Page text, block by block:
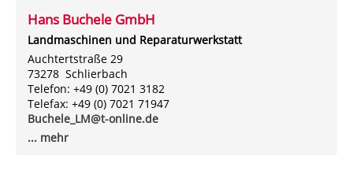
Hans Buchele GmbH
Landmaschinen und Reparaturwerkstatt
Auchtertstraße 29
73278 Schlierbach
Telefon: +49 (0) 7021 3182
Telefax: +49 (0) 7021 71947
Buchele_LM@t-online.de
... mehr